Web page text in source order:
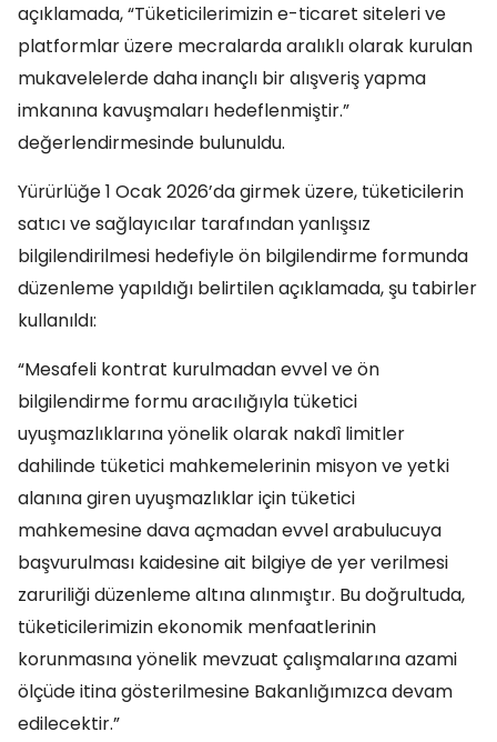
açıklamada, “Tüketicilerimizin e-ticaret siteleri ve
platformlar üzere mecralarda aralıklı olarak kurulan
mukavelelerde daha inançlı bir alışveriş yapma
imkanına kavuşmaları hedeflenmiştir.”
değerlendirmesinde bulunuldu.
Yürürlüğe 1 Ocak 2026’da girmek üzere, tüketicilerin
satıcı ve sağlayıcılar tarafından yanlışsız
bilgilendirilmesi hedefiyle ön bilgilendirme formunda
düzenleme yapıldığı belirtilen açıklamada, şu tabirler
kullanıldı:
“Mesafeli kontrat kurulmadan evvel ve ön
bilgilendirme formu aracılığıyla tüketici
uyuşmazlıklarına yönelik olarak nakdî limitler
dahilinde tüketici mahkemelerinin misyon ve yetki
alanına giren uyuşmazlıklar için tüketici
mahkemesine dava açmadan evvel arabulucuya
başvurulması kaidesine ait bilgiye de yer verilmesi
zaruriliği düzenleme altına alınmıştır. Bu doğrultuda,
tüketicilerimizin ekonomik menfaatlerinin
korunmasına yönelik mevzuat çalışmalarına azami
ölçüde itina gösterilmesine Bakanlığımızca devam
edilecektir.”